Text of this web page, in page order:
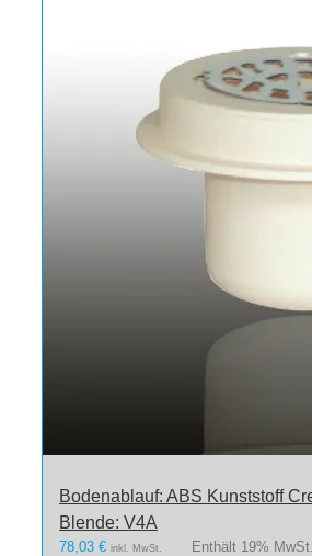
Bodenablauf: ABS Kunststoff
Blende: V4A
78,03 € inkl. MwSt. Enthält 19%